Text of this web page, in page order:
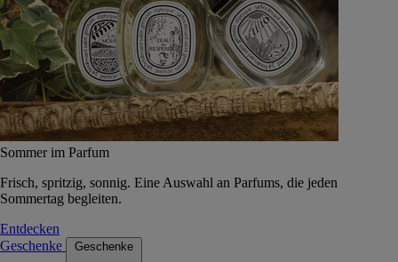
Sommer im Parfum
Frisch, spritzig, sonnig. Eine Auswahl an Parfums, die jeden
Sommertag begleiten.
Entdecken
Geschenke
Geschenke